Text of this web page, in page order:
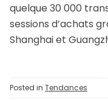
quelque 30 000
sessions d’achats
Shanghai et
Posted in Tendances